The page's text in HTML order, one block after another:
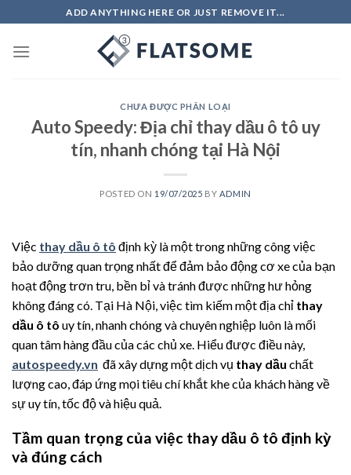
to
content
ADD ANYTHING HERE OR JUST REMOVE IT...
CHƯA ĐƯỢC PHÂN LOẠI
Auto Speedy: Địa chỉ thay dầu ô tô uy
tín, nhanh chóng tại Hà Nội
POSTED ON 19/07/2025 BY ADMIN
Việc thay dầu ô tô định kỳ là một trong những công việc
bảo dưỡng quan trọng nhất để đảm bảo động cơ xe của bạn
hoạt động trơn tru, bền bỉ và tránh được những hư hỏng
không đáng có. Tại Hà Nội, việc tìm kiếm một địa chỉ thay
dầu ô tô uy tín, nhanh chóng và chuyên nghiệp luôn là mối
quan tâm hàng đầu của các chủ xe. Hiểu được điều này,
autospeedy.vn đã xây dựng một dịch vụ thay dầu chất
lượng cao, đáp ứng mọi tiêu chí khắt khe của khách hàng về
sự uy tín, tốc độ và hiệu quả.
Tầm quan trọng của việc thay dầu ô tô định kỳ
và đúng cách